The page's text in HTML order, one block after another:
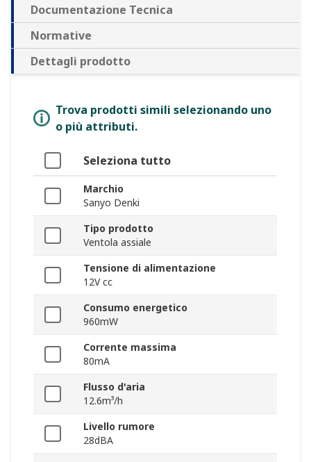
Documentazione Tecnica
Normative
Dettagli prodotto
Trova prodotti simili selezionando uno
o più attributi.
Seleziona tutto
Marchio
Sanyo Denki
Tipo prodotto
Ventola assiale
Tensione di alimentazione
12V cc
Consumo energetico
960mW
Corrente massima
80mA
Flusso d'aria
12.6m³/h
Livello rumore
28dBA